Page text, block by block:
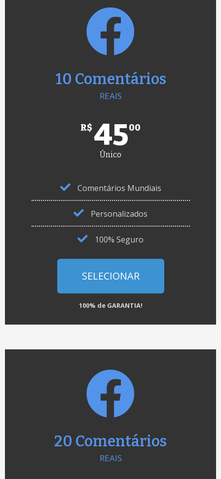
10 Comentários
REAIS
R$4500
Único
Comentários Mundiais
Personalizados
100% Seguro
SELECIONAR
100% de GARANTIA!
20 Comentários
REAIS